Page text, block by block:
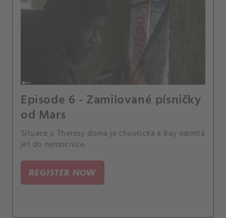
Episode 6 - Zamilované písničky
od Mars
Situace u Theresy doma je chaotická a Ray odmítá
jet do nemocnice.
REGISTER NOW